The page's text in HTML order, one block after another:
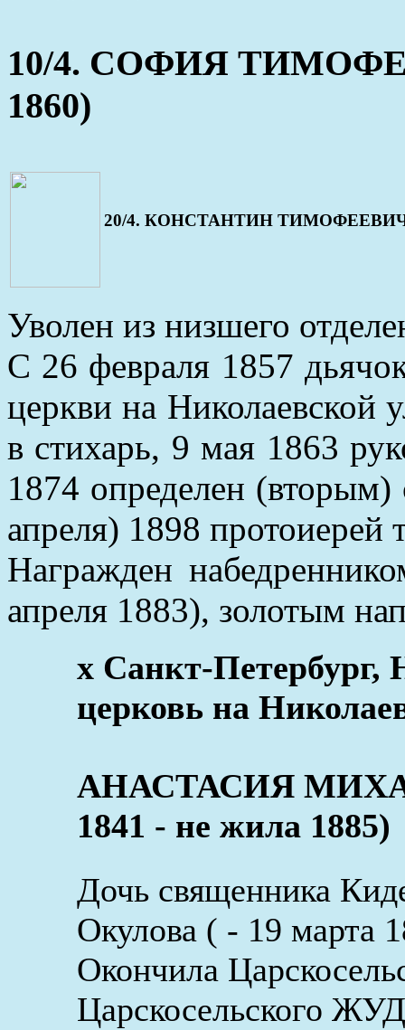
10/4. СОФИЯ
1860)
20/4. КОНСТАНТИН ТИМОФЕЕВИЧ
Уволен из низшего
С 26 февраля 1857
церкви на Николаевской
в стихарь, 9 мая 1863
1874 определен
апреля) 1898 протоиерей
Награжден
апреля 1883), золотым
x Санкт-Петербург,
церковь на
АНАСТАСИЯ
1841 - не жила 1885)
Дочь священника
Окулова ( - 19 марта
Окончила
Царскосельского